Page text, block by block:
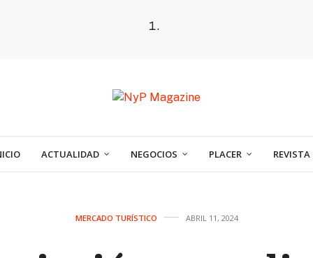
ACTUALIDAD NEGOCIOS PLACER REVISTA
MERCADO TURÍSTICO ABRIL 11, 2024